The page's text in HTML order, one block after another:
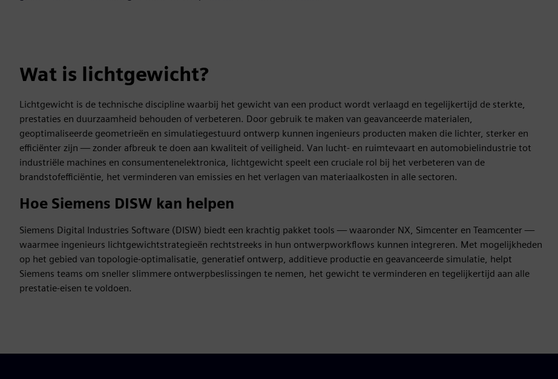
Wat is lichtgewicht?
Lichtgewicht is de technische discipline waarbij het gewicht van een product wordt verlaagd en tegelijkertijd de sterkte,
prestaties en duurzaamheid behouden of verbeteren. Door gebruik te maken van geavanceerde materialen,
geoptimaliseerde geometrieën en simulatiegestuurd ontwerp kunnen ingenieurs producten maken die lichter, sterker en
efficiënter zijn — zonder afbreuk te doen aan kwaliteit of veiligheid. Van lucht- en ruimtevaart en automobielindustrie tot
industriële machines en consumentenelektronica, lichtgewicht speelt een cruciale rol bij het verbeteren van de
brandstofefficiëntie, het verminderen van emissies en het verlagen van materiaalkosten in alle sectoren.
Hoe Siemens DISW kan helpen
Siemens Digital Industries Software (DISW) biedt een krachtig pakket tools — waaronder NX, Simcenter en Teamcenter —
waarmee ingenieurs lichtgewichtstrategieën rechtstreeks in hun ontwerpworkflows kunnen integreren. Met mogelijkheden
op het gebied van topologie-optimalisatie, generatief ontwerp, additieve productie en geavanceerde simulatie, helpt
Siemens teams om sneller slimmere ontwerpbeslissingen te nemen, het gewicht te verminderen en tegelijkertijd aan alle
prestatie-eisen te voldoen.